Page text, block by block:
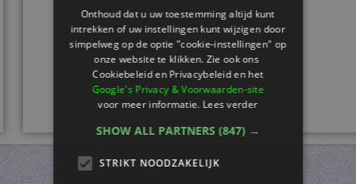
Onthoud dat u uw toestemming altijd kunt
intrekken of uw instellingen kunt wijzigen door
simpelweg op de optie "cookie-instellingen" op
onze website te klikken. Zie ook ons ​​
Cookiebeleid en Privacybeleid en het
Google's Privacy & Voorwaarden-site
voor meer informatie.Lees verder
SHOW ALL PARTNERS (847) →
STRIKT NOODZAKELIJK